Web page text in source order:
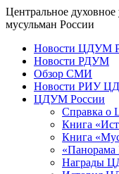
Центральное духовное
мусульман России
Новости ЦДУМ
Новости РДУМ
Обзор СМИ
Новости РИУ
ЦДУМ России
Справка о
Книга
Книга
Награды